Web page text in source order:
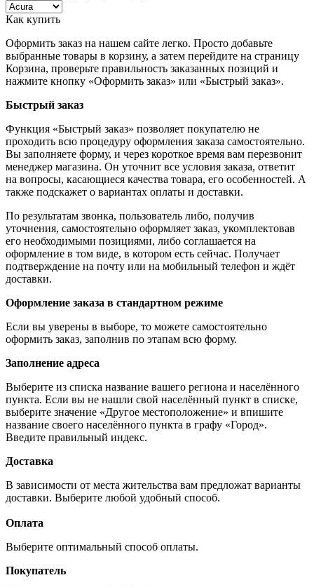
Как купить
Оформить заказ на нашем сайте легко. Просто добавьте
выбранные товары в корзину, а затем перейдите на страницу
Корзина, проверьте правильность заказанных позиций и
нажмите кнопку «Оформить заказ» или «Быстрый заказ».
Быстрый заказ
Функция «Быстрый заказ» позволяет покупателю не
проходить всю процедуру оформления заказа самостоятельно.
Вы заполняете форму, и через короткое время вам перезвонит
менеджер магазина. Он уточнит все условия заказа, ответит
на вопросы, касающиеся качества товара, его особенностей. А
также подскажет о вариантах оплаты и доставки.
По результатам звонка, пользователь либо, получив
уточнения, самостоятельно оформляет заказ, укомплектовав
его необходимыми позициями, либо соглашается на
оформление в том виде, в котором есть сейчас. Получает
подтверждение на почту или на мобильный телефон и ждёт
доставки.
Оформление заказа в стандартном режиме
Если вы уверены в выборе, то можете самостоятельно
оформить заказ, заполнив по этапам всю форму.
Заполнение адреса
Выберите из списка название вашего региона и населённого
пункта. Если вы не нашли свой населённый пункт в списке,
выберите значение «Другое местоположение» и впишите
название своего населённого пункта в графу «Город».
Введите правильный индекс.
Доставка
В зависимости от места жительства вам предложат варианты
доставки. Выберите любой удобный способ.
Оплата
Выберите оптимальный способ оплаты.
Покупатель